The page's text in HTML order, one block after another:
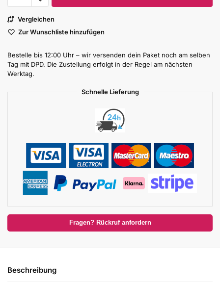
Vergleichen
Zur Wunschliste hinzufügen
Bestelle bis 12:00 Uhr – wir versenden dein Paket noch am selben
Tag mit DPD. Die Zustellung erfolgt in der Regel am nächsten
Werktag.
Schnelle Lieferung
Fragen? Rückruf anfordern
Beschreibung